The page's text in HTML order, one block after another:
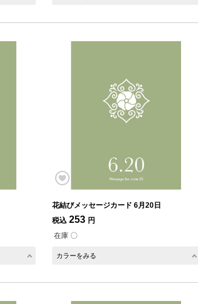
花結びメッセージカード 6月20日
税込 253 円
在庫 〇
カラーをみる